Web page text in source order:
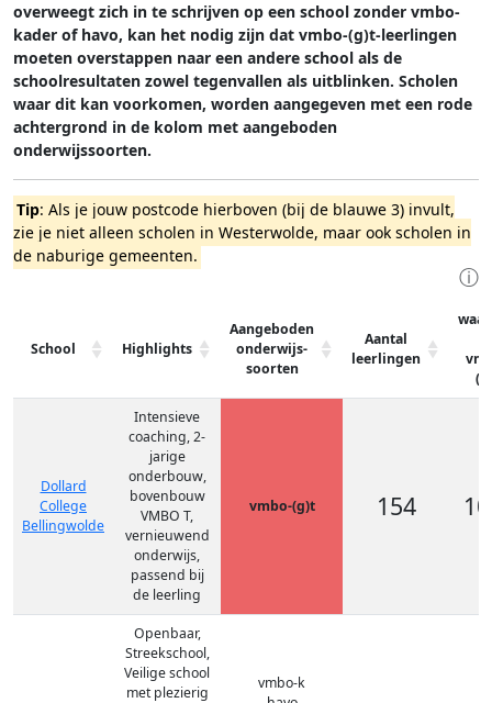
overweegt zich in te schrijven op een school zonder vmbo-
kader of havo, kan het nodig zijn dat vmbo-(g)t-leerlingen
moeten overstappen naar een andere school als de
schoolresultaten zowel tegenvallen als uitblinken. Scholen
waar dit kan voorkomen, worden aangegeven met een rode
achtergrond in de kolom met aangeboden
onderwijssoorten.
Tip: Als je jouw postcode hierboven (bij de blauwe 3) invult,
zie je niet alleen scholen in Westerwolde, maar ook scholen in
de naburige gemeenten.
ⓘ
School Highlights
Aangeboden
onderwijs-
soorten
Aantal
leerlingen
Dollard
College
Bellingwolde
Intensieve
coaching, 2-
jarige
onderbouw,
bovenbouw
VMBO T,
vernieuwend
onderwijs,
passend bij
de leerling
vmbo-(g)t 154
Openbaar,
Streekschool,
Veilige school
met plezierig
vmbo-k